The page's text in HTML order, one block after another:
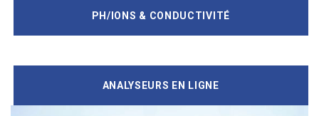
PH/IONS & CONDUCTIVITÉ
ANALYSEURS EN LIGNE